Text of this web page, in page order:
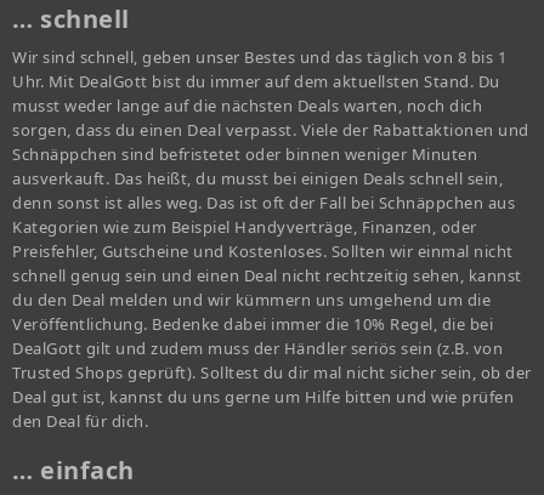
… schnell
Wir sind schnell, geben unser Bestes und das täglich von 8 bis 1
Uhr. Mit DealGott bist du immer auf dem aktuellsten Stand. Du
musst weder lange auf die nächsten Deals warten, noch dich
sorgen, dass du einen Deal verpasst. Viele der Rabattaktionen und
Schnäppchen sind befristetet oder binnen weniger Minuten
ausverkauft. Das heißt, du musst bei einigen Deals schnell sein,
denn sonst ist alles weg. Das ist oft der Fall bei Schnäppchen aus
Kategorien wie zum Beispiel Handyverträge, Finanzen, oder
Preisfehler, Gutscheine und Kostenloses. Sollten wir einmal nicht
schnell genug sein und einen Deal nicht rechtzeitig sehen, kannst
du den Deal melden und wir kümmern uns umgehend um die
Veröffentlichung. Bedenke dabei immer die 10% Regel, die bei
DealGott gilt und zudem muss der Händler seriös sein (z.B. von
Trusted Shops geprüft). Solltest du dir mal nicht sicher sein, ob der
Deal gut ist, kannst du uns gerne um Hilfe bitten und wie prüfen
den Deal für dich.
… einfach